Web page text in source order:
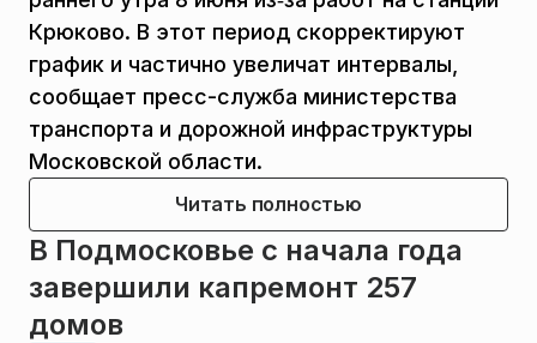
Крюково. В этот период скорректируют
график и частично увеличат интервалы,
сообщает пресс-служба министерства
транспорта и дорожной инфраструктуры
Московской области.
Читать полностью
В Подмосковье с начала года
завершили капремонт 257
домов